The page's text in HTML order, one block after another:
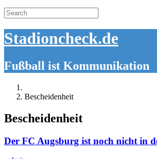
Search
for:
Stadioncheck.de
Fußball ist Kommunikation
Bescheidenheit
Bescheidenheit
Der FC Augsburg ist noch nicht in